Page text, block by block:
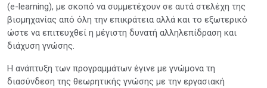
(e-learning), με σκοπό να συμμετέχουν σε αυτά στελέχη της
βιομηχανίας από όλη την επικράτεια αλλά και το εξωτερικό
ώστε να επιτευχθεί η μέγιστη δυνατή αλληλεπίδραση και
διάχυση γνώσης.
Η ανάπτυξη των προγραμμάτων έγινε με γνώμονα τη
διασύνδεση της θεωρητικής γνώσης με την εργασιακή